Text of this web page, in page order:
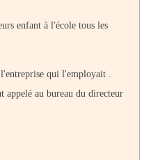
enfant à l'école tous les
qui l'employait .
appelé au bureau du directeur